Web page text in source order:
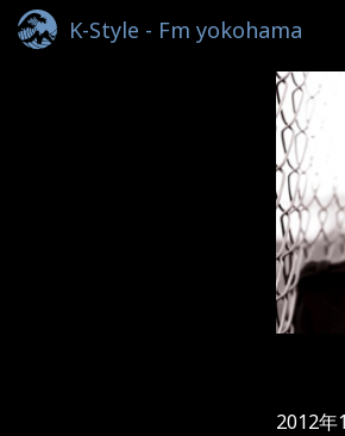
K-Style - Fm yokohama
2012年